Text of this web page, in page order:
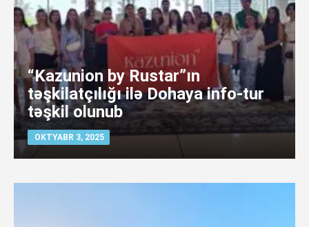
“Kazunion by Rustar”ın
təşkilatçılığı ilə Dohaya info-tur
təşkil olunub
OKTYABR 3, 2025